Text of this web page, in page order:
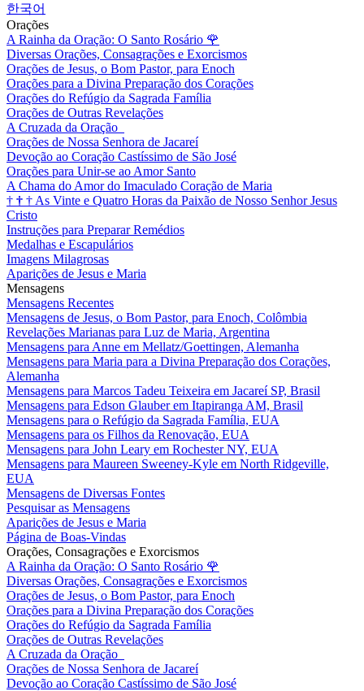
한국어
Orações
A Rainha da Oração: O Santo Rosário 🌹
Diversas Orações, Consagrações e Exorcismos
Orações de Jesus, o Bom Pastor, para Enoch
Orações para a Divina Preparação dos Corações
Orações do Refúgio da Sagrada Família
Orações de Outras Revelações
A Cruzada da Oração
Orações de Nossa Senhora de Jacareí
Devoção ao Coração Castíssimo de São José
Orações para Unir-se ao Amor Santo
A Chama do Amor do Imaculado Coração de Maria
† † † As Vinte e Quatro Horas da Paixão de Nosso Senhor Jesus
Cristo
Instruções para Preparar Remédios
Medalhas e Escapulários
Imagens Milagrosas
Aparições de Jesus e Maria
Mensagens
Mensagens Recentes
Mensagens de Jesus, o Bom Pastor, para Enoch, Colômbia
Revelações Marianas para Luz de Maria, Argentina
Mensagens para Anne em Mellatz/Goettingen, Alemanha
Mensagens para Maria para a Divina Preparação dos Corações,
Alemanha
Mensagens para Marcos Tadeu Teixeira em Jacareí SP, Brasil
Mensagens para Edson Glauber em Itapiranga AM, Brasil
Mensagens para o Refúgio da Sagrada Família, EUA
Mensagens para os Filhos da Renovação, EUA
Mensagens para John Leary em Rochester NY, EUA
Mensagens para Maureen Sweeney-Kyle em North Ridgeville,
EUA
Mensagens de Diversas Fontes
Pesquisar as Mensagens
Aparições de Jesus e Maria
Página de Boas-Vindas
Orações, Consagrações e Exorcismos
A Rainha da Oração: O Santo Rosário 🌹
Diversas Orações, Consagrações e Exorcismos
Orações de Jesus, o Bom Pastor, para Enoch
Orações para a Divina Preparação dos Corações
Orações do Refúgio da Sagrada Família
Orações de Outras Revelações
A Cruzada da Oração
Orações de Nossa Senhora de Jacareí
Devoção ao Coração Castíssimo de São José